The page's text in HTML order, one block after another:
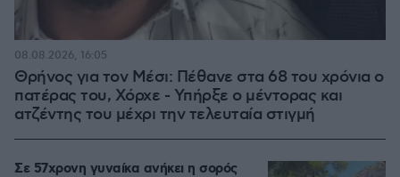
Θρήνος για τον Μέσι: Πέθανε στα 68 του χρόνια ο
πατέρας του, Χόρχε - Υπήρξε ο μέντορας και
ατζέντης του μέχρι την τελευταία στιγμή
08.08.2026, 16:05
Σε 57χρονη γυναίκα ανήκει η σορός